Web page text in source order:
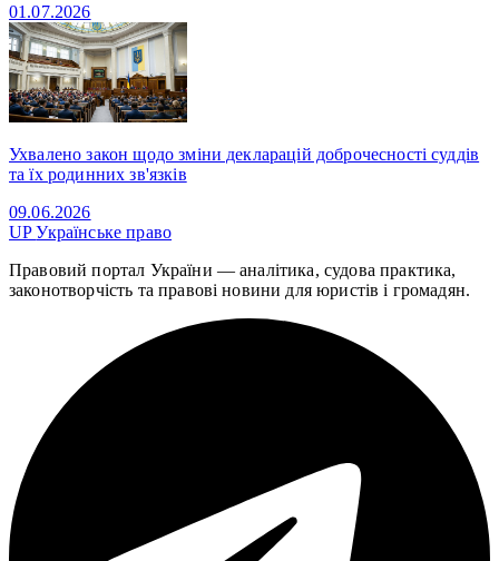
01.07.2026
Ухвалено закон щодо зміни декларацій доброчесності суддів
та їх родинних зв'язків
09.06.2026
UPУкраїнське право
Правовий портал України — аналітика, судова практика,
законотворчість та правові новини для юристів і громадян.